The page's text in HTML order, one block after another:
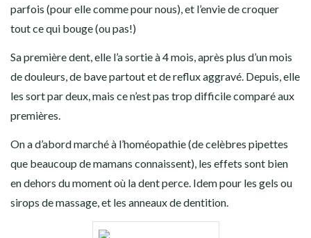
parfois (pour elle comme pour nous), et l’envie de croquer
tout ce qui bouge (ou pas!)
Sa première dent, elle l’a sortie à 4 mois, après plus d’un mois
de douleurs, de bave partout et de reflux aggravé. Depuis, elle
les sort par deux, mais ce n’est pas trop difficile comparé aux
premières.
On a d’abord marché à l’homéopathie (de celèbres pipettes
que beaucoup de mamans connaissent), les effets sont bien
en dehors du moment où la dent perce. Idem pour les gels ou
sirops de massage, et les anneaux de dentition.